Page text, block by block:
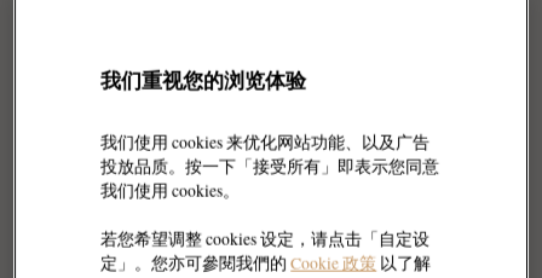
劳力士
女装日志型
及蚝式钢
CNY 124,000
我们重视您的浏览体验
我们使用 cookies 来优化网站功能、以及广告
投放品质。按一下「接受所有」即表示您同意
我们使用 cookies。
若您希望调整 cookies 设定，请点击「自定设
定」。您亦可參閱我們的Cookie 政策 以了解